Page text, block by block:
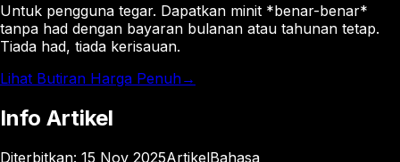
Untuk pengguna tegar. Dapatkan minit *benar-benar*
tanpa had dengan bayaran bulanan atau tahunan tetap.
Tiada had, tiada kerisauan.
Lihat Butiran Harga Penuh→
Info Artikel
Diterbitkan: 15 Nov 2025ArtikelBahasa